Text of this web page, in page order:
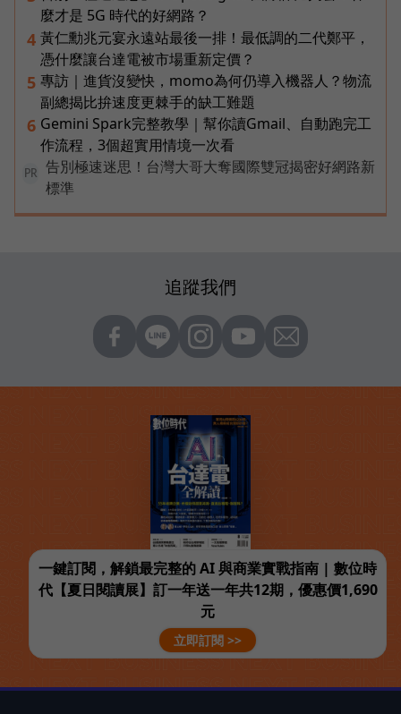
麼才是 5G 時代的好網路？
4 黃仁勳兆元宴永遠站最後一排！最低調的二代鄭平，
憑什麼讓台達電被市場重新定價？
5 專訪｜進貨沒變快，momo為何仍導入機器人？物流
副總揭比拚速度更棘手的缺工難題
6 Gemini Spark完整教學｜幫你讀Gmail、自動跑完工
作流程，3個超實用情境一次看
PR
告別極速迷思！台灣大哥大奪國際雙冠揭密好網路新
標準
追蹤我們
一鍵訂閱，解鎖最完整的 AI 與商業實戰指南 | 數位時
代【夏日閱讀展】訂一年送一年共12期，優惠價1,690
元
立即訂閱 >>